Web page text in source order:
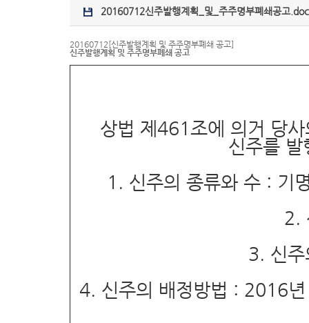
20160712신주발행계획_및_주주명부폐쇄공고.doc
20160712[신주발행계획 및 주주명부폐쇄 공고]
신주발행계획 및 주주명부폐쇄 공고
상법 제 461조에 의거 당
신주를 발
1. 신주의 종류와 수 : 기
2.
3. 신주
4. 신주의 배정방법 : 2016년